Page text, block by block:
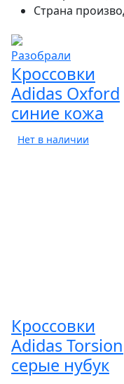
Страна
Разобрали
Кроссовки
Adidas Oxford
синие кожа
Нет в наличии
Кроссовки
Adidas Torsion
серые нубук